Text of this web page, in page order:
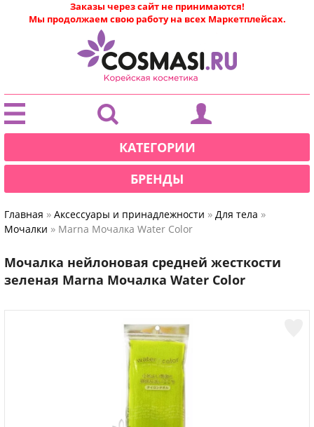
|
Заказы через сайт не принимаются!
Мы продолжаем свою работу на всех Маркетплейсах.
КАТЕГОРИИ
БРЕНДЫ
Главная » Аксессуары и принадлежности » Для тела »
Мочалки » Marna Мочалка Water Color
Мочалка нейлоновая средней жесткости
зеленая Marna Мочалка Water Color